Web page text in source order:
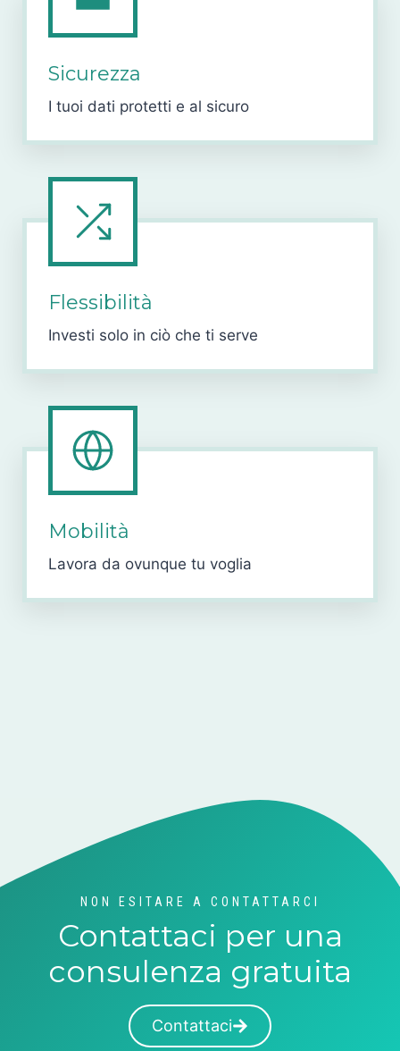
Sicurezza
I tuoi dati protetti e al sicuro
Flessibilità
Investi solo in ciò che ti serve
Mobilità
Lavora da ovunque tu voglia
NON ESITARE A CONTATTARCI
Contattaci per una
consulenza gratuita
Contattaci